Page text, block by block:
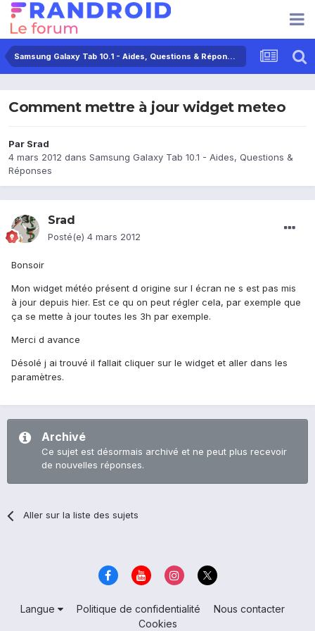
Samsung Galaxy Tab 10.1 - Aides, Questions & Réponses
Comment mettre à jour widget meteo
Par Srad
4 mars 2012 dans Samsung Galaxy Tab 10.1 - Aides, Questions &
Réponses
Srad
Posté(e) 4 mars 2012
Bonsoir
Mon widget météo présent d origine sur l écran ne s est pas mis
à jour depuis hier. Est ce qu on peut régler cela, par exemple que
ça se mette à jour toutes les 3h par exemple.
Merci d avance
Désolé j ai trouvé il fallait cliquer sur le widget et aller dans les
paramètres.
Archivé
Ce sujet est désormais archivé et ne peut plus recevoir
de nouvelles réponses.
Aller sur la liste des sujets
Langue Politique de confidentialité
Nous contacter
Cookies